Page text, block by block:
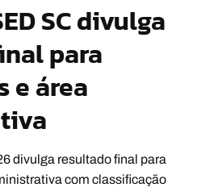
SC divulga
para
e área
divulga resultado final para
com classificação